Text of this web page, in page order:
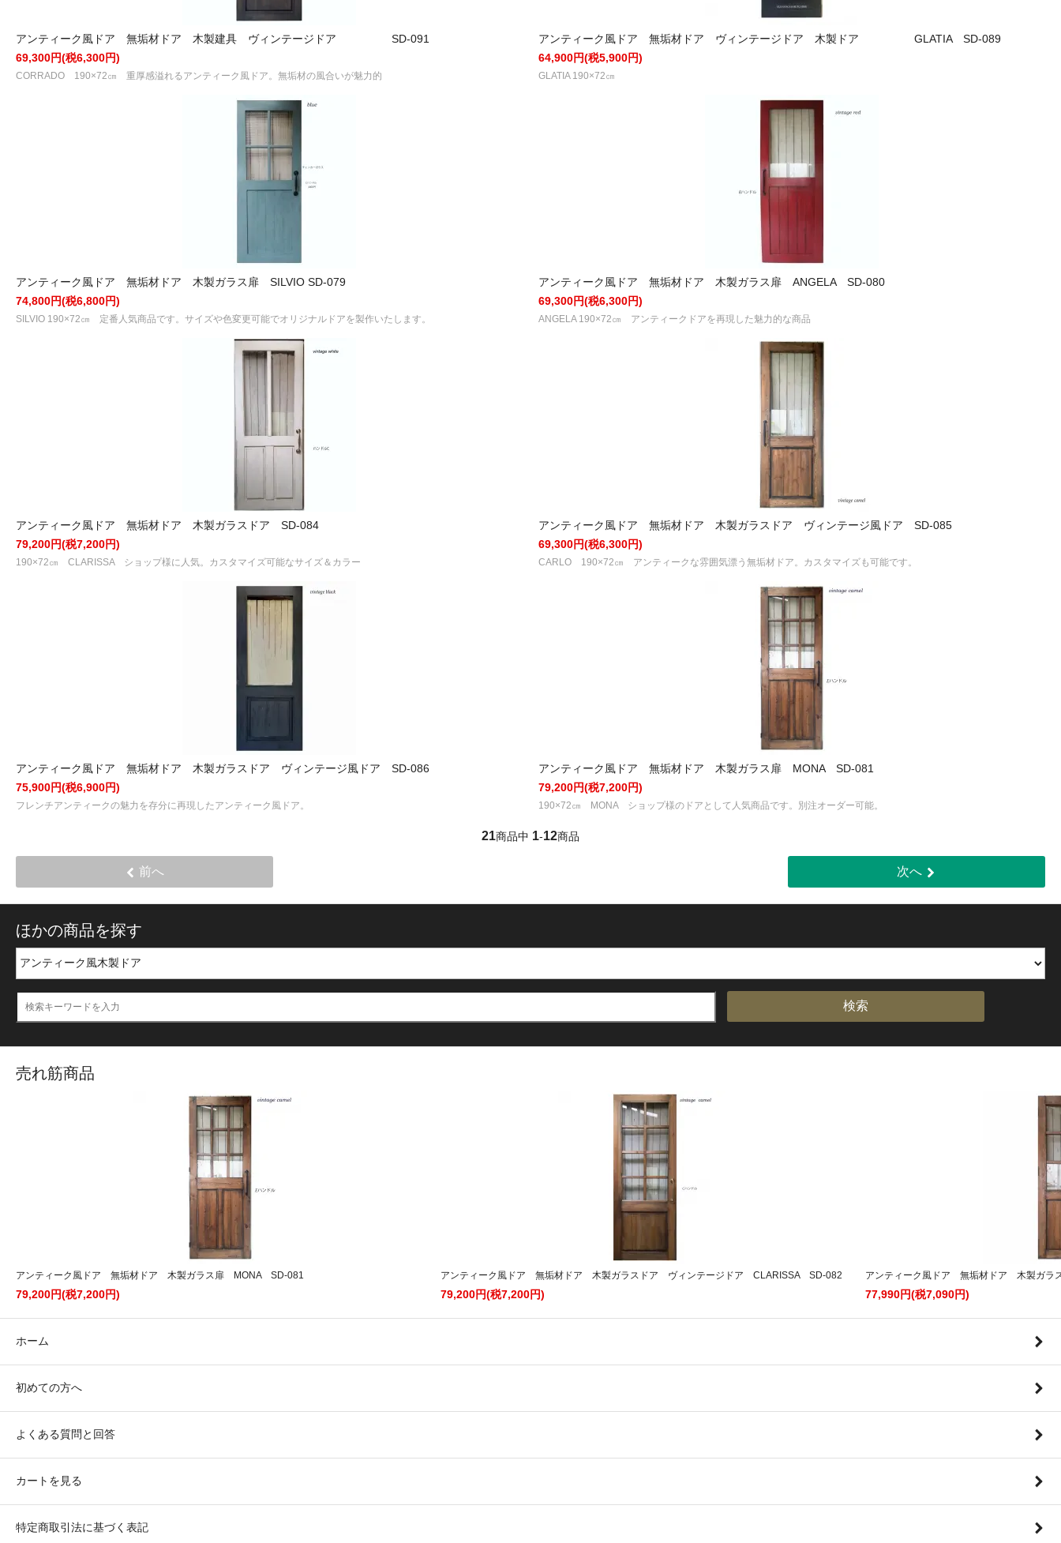
アンティーク風ドア 無垢材ドア 木製建具 ヴィンテージドア SD-091
69,300円(税6,300円)
CORRADO 190×72㎝ 重厚感溢れるアンティーク風ドア。無垢材の風合いが魅力的
アンティーク風ドア 無垢材ドア ヴィンテージドア 木製ドア GLATIA SD-089
64,900円(税5,900円)
GLATIA 190×72㎝
アンティーク風ドア 無垢材ドア 木製ガラス扉 SILVIO SD-079
74,800円(税6,800円)
SILVIO 190×72㎝ 定番人気商品です。サイズや色変更可能でオリジナルドアを製作いたします。
アンティーク風ドア 無垢材ドア 木製ガラス扉 ANGELA SD-080
69,300円(税6,300円)
ANGELA 190×72㎝ アンティークドアを再現した魅力的な商品
アンティーク風ドア 無垢材ドア 木製ガラスドア SD-084
79,200円(税7,200円)
190×72㎝ CLARISSA ショップ様に人気。カスタマイズ可能なサイズ＆カラー
アンティーク風ドア 無垢材ドア 木製ガラスドア ヴィンテージ風ドア SD-085
69,300円(税6,300円)
CARLO 190×72㎝ アンティークな雰囲気漂う無垢材ドア。カスタマイズも可能です。
アンティーク風ドア 無垢材ドア 木製ガラスドア ヴィンテージ風ドア SD-086
75,900円(税6,900円)
フレンチアンティークの魅力を存分に再現したアンティーク風ドア。
アンティーク風ドア 無垢材ドア 木製ガラス扉 MONA SD-081
79,200円(税7,200円)
190×72㎝ MONA ショップ様のドアとして人気商品です。別注オーダー可能。
21商品中 1-12商品
前へ 次へ
ほかの商品を探す
検索
売れ筋商品
アンティーク風ドア 無垢材ドア 木製ガラス扉 MONA SD-081
79,200円(税7,200円)
アンティーク風ドア 無垢材ドア 木製ガラスドア ヴィンテージドア CLARISSA SD-082
79,200円(税7,200円)
アンティーク風ドア 無垢材ドア 木製ガ
77,990円(税7,090円)
ホーム
初めての方へ
よくある質問と回答
カートを見る
特定商取引法に基づく表記